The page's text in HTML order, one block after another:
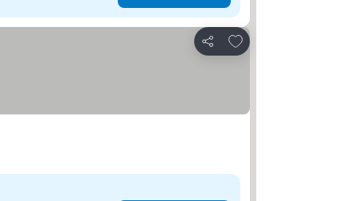
Condividi
Aggiungi ai preferiti